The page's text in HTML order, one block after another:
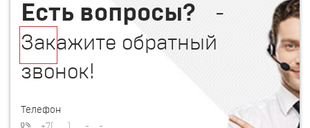
Есть вопросы?
-
Закажите обратный
звонок!
Телефон